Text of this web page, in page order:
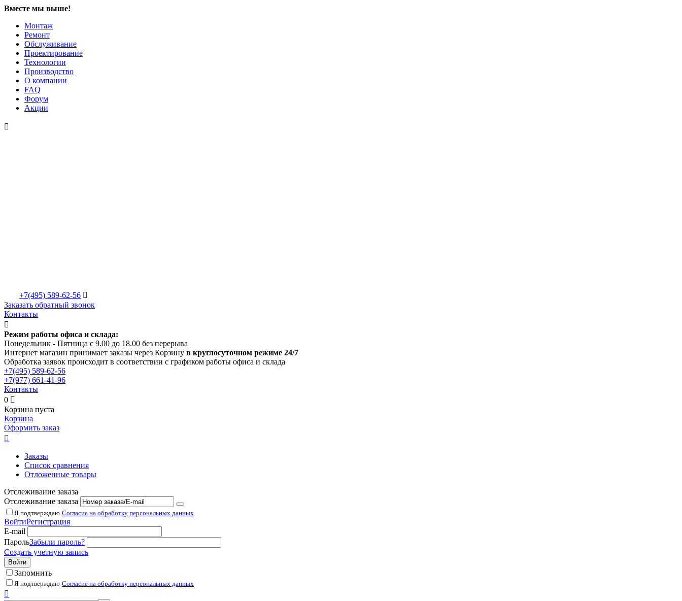
Вместе мы выше!
Монтаж
Ремонт
Обслуживание
Проектирование
Технологии
Производство
О компании
FAQ
Форум
Акции

+7(495) 589-62-56 
Заказать обратный звонок
Контакты

Режим работы офиса и склада:
Понедельник - Пятница с 9.00 до 18.00 без перерыва
Интернет магазин принимает заказы через Корзину в круглосуточном режиме 24/7
Обработка заявок происходит в соответствии с графиком работы офиса и склада
+7(495) 589-62-56
+7(977) 661-41-96
Контакты
0 
Корзина пуста
Корзина
Оформить заказ

Заказы
Список сравнения
Отложенные товары
Отслеживание заказа
Отслеживание заказа
Я подтверждаю Согласие на обработку персональных данных
ВойтиРегистрация
E-mail
ПарольЗабыли пароль?
Создать учетную запись
Войти
Запомнить
Я подтверждаю Согласие на обработку персональных данных
